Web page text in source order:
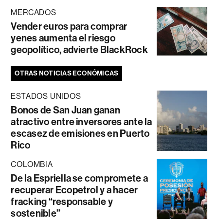
MERCADOS
Vender euros para comprar
yenes aumenta el riesgo
geopolítico, advierte BlackRock
OTRAS NOTICIAS ECONÓMICAS
ESTADOS UNIDOS
Bonos de San Juan ganan
atractivo entre inversores ante la
escasez de emisiones en Puerto
Rico
COLOMBIA
De la Espriella se compromete a
recuperar Ecopetrol y a hacer
fracking “responsable y
sostenible”